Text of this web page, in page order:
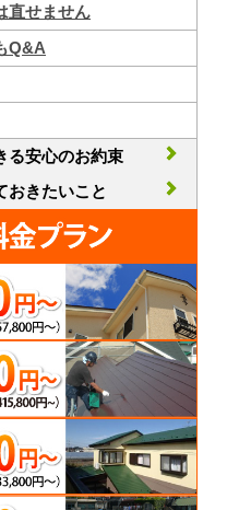
直せません
Q&A
る安心のお約束
おきたいこと